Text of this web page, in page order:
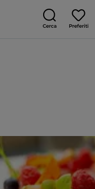
Cerca Preferiti